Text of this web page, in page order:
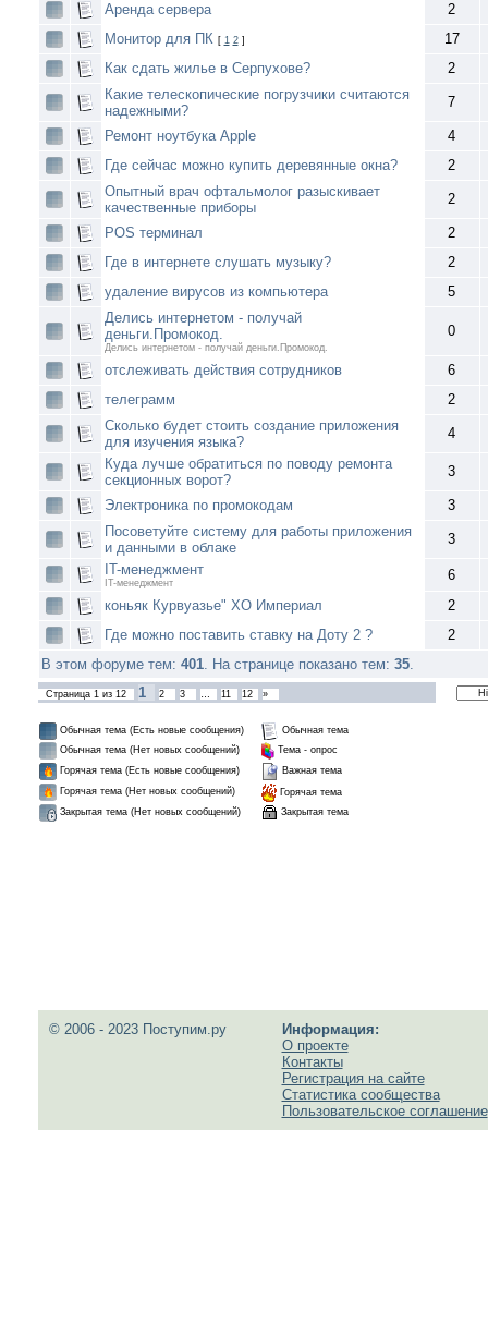
Аренда сервера
2
Монитор для ПК [ 1 2]
17
Как сдать жилье в Серпухове?
2
Какие телескопические погрузчики считаются
надежными?
7
Ремонт ноутбука Apple
4
Где сейчас можно купить деревянные окна?
2
Опытный врач офтальмолог разыскивает
качественные приборы
2
POS терминал
2
Где в интернете слушать музыку?
2
удаление вирусов из компьютера
5
Делись интернетом - получай
деньги.Промокод.
Делись интернетом - получай деньги.Промокод.
0
отслеживать действия сотрудников
6
телеграмм
2
Сколько будет стоить создание приложения
для изучения языка?
4
Куда лучше обратиться по поводу ремонта
секционных ворот?
3
Электроника по промокодам
3
Посоветуйте систему для работы приложения
и данными в облаке
3
IT-менеджмент
IT-менеджмент
6
коньяк Курвуазье" XO Империал
2
Где можно поставить ставку на Доту 2 ?
2
В этом форуме тем: 401. На странице показано тем: 35.
Страница 1из 12 1 2 3 … 11 12 »
Обычная тема (Есть новые сообщения)
Обычная тема
Обычная тема (Нет новых сообщений)
Тема - опрос
Горячая тема (Есть новые сообщения)
Важная тема
Горячая тема (Нет новых сообщений)
Горячая тема
Закрытая тема (Нет новых сообщений)
Закрытая тема
© 2006 - 2023 Поступим.ру
Информация:
О проекте
Контакты
Регистрация на сайте
Статистика сообщества
Пользовательское соглашение